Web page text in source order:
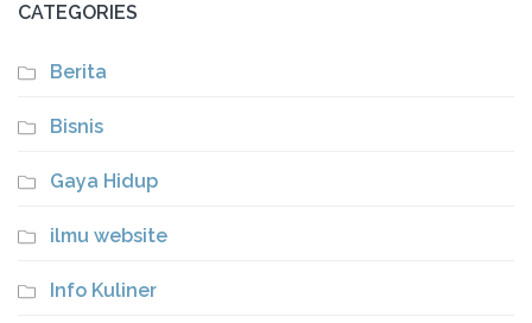
CATEGORIES
Berita
Bisnis
Gaya Hidup
ilmu website
Info Kuliner